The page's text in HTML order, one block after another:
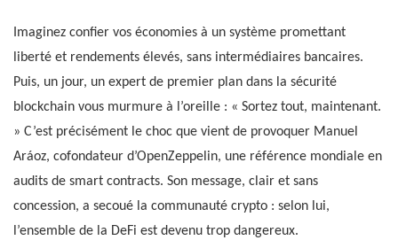
Imaginez confier vos économies à un système promettant
liberté et rendements élevés, sans intermédiaires bancaires.
Puis, un jour, un expert de premier plan dans la sécurité
blockchain vous murmure à l’oreille : « Sortez tout, maintenant.
» C’est précisément le choc que vient de provoquer Manuel
Aráoz, cofondateur d’OpenZeppelin, une référence mondiale en
audits de smart contracts. Son message, clair et sans
concession, a secoué la communauté crypto : selon lui,
l’ensemble de la DeFi est devenu trop dangereux.